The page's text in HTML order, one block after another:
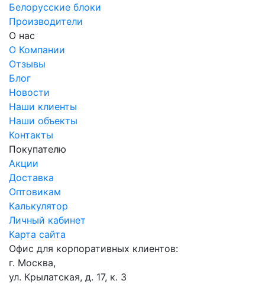
Белорусские блоки
Производители
О нас
О Компании
Отзывы
Блог
Новости
Наши клиенты
Наши объекты
Контакты
Покупателю
Акции
Доставка
Оптовикам
Калькулятор
Личный кабинет
Карта сайта
Офис для корпоративных клиентов:
г. Москва,
ул. Крылатская, д. 17, к. 3